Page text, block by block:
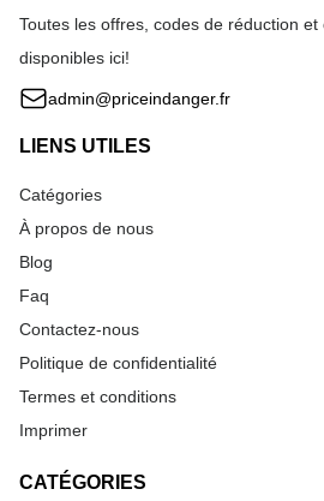
Toutes les offres, codes de réduction
disponibles ici!
admin@priceindanger.fr
LIENS UTILES
Catégories
À propos de nous
Blog
Faq
Contactez-nous
Politique de confidentialité
Termes et conditions
Imprimer
CATÉGORIES